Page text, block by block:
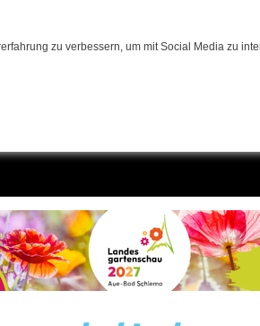
zu verbessern, um mit Social Media zu